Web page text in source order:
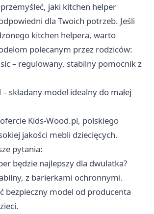
jaki kitchen helper
dla Twoich potrzeb. Jeśli
kitchen helpera, warto
polecanym przez rodziców:
– regulowany, stabilny pomocnik z
składany model idealny do małej
Kids-Wood.pl, polskiego
jakości mebli dziecięcych.
pytania:
będzie najlepszy dla dwulatka?
z barierkami ochronnymi.
bezpieczny model od producenta